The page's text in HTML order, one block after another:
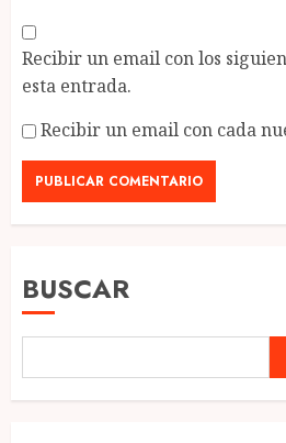
Recibir un email con los
esta entrada.
Recibir un email con cada
BUSCAR